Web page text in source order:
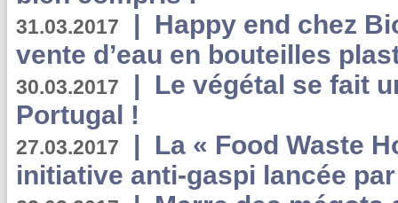
31.03.2017 | Happy end chez
vente d’eau en bouteilles
30.03.2017 | Le végétal se fait
Portugal !
27.03.2017 | La « Food Waste
initiative anti-gaspi lancée